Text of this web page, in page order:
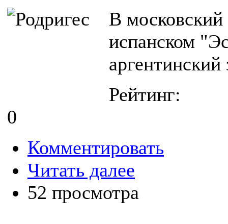
В
испанском
Рейтинг:
0
Комментировать
Читать далее
52 просмотра